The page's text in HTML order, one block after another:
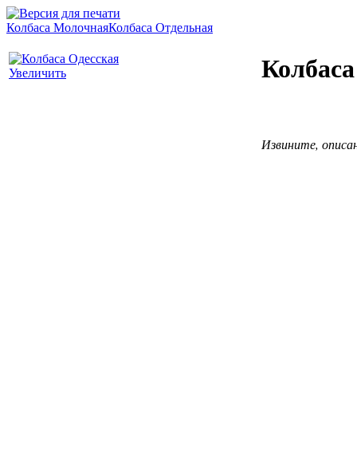
Колбаса МолочнаяКолбаса Отдельная
Увеличить
Извините,